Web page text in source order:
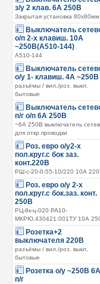
з/у 2 клав. 6А 250В
Закрытая установка 80х80мм
Выключатель
о/п 2-х клавиш. 10А
~250В(А510-144)
А510-144
Выключатель
о/у 1- клавиш. 4А ~250В
разъёмы / вил./роз. выкл.
бытовые
Выключатель
п/г о/п 6А 250В
~6А 250В выключатель
для откр.проводки
Роз. евро о/у2-х
пол.круг.с бок заз.
конт.220В
РШ-с-20-0-55-10/220 10А
Роз. евро о/у 2-х
пол.круг.с бок.заз. конт.
250В
РЦ-8к-ц-020 РА10-
МКРЮ.430421.001ТУ 10А
Розетка+2
выключателя 220В
разъёмы / вил./роз. выкл.
бытовые
Розетка о/у ~250В 6А
п/г